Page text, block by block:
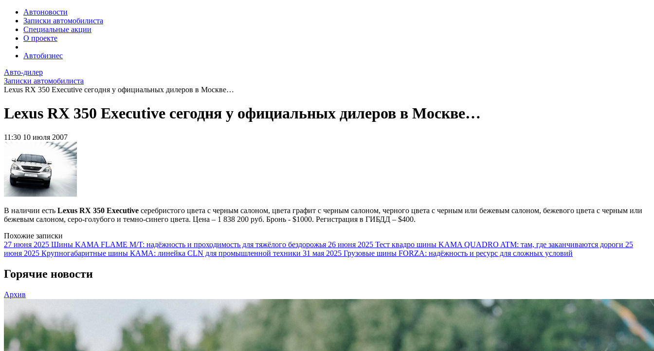
Автоновости
Записки автомобилиста
Специальные акции
О проекте
Автобизнес
Авто-дилер
Записки автомобилиста
Lexus RX 350 Executive сегодня у официальных дилеров в Москве…
Lexus RX 350 Executive сегодня у официальных дилеров в Москве…
11:30 10 июля 2007
В наличии есть Lexus RX 350 Executive серебристого цвета с черным салоном, цвета графит с черным салоном, черного цвета с черным или бежевым салоном, бежевого цвета с черным или
бежевым салоном, серо-голубого и темно-синего цвета. Цена – 1 838 200 руб. Бронь - $1000. Регистрация в ГИБДД – $400.
Похожие записки
27 июня 2025 Шины KAMA FLAME M/T: надёжность и проходимость для тяжёлого бездорожья 26 июня 2025 Тест квадро шины KAMA QUADRO ATM: там, где заканчиваются дороги 25
июня 2025 Крупногабаритные шины КАМА: линейка CLN для промышленной техники 31 мая 2025 Грузовые шины FORZA: надёжность и ресурс для сложных условий
Горячие новости
Архив